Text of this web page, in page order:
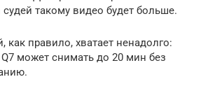
такому видео будет больше.
как правило, хватает ненадолго:
может снимать до 20 мин без